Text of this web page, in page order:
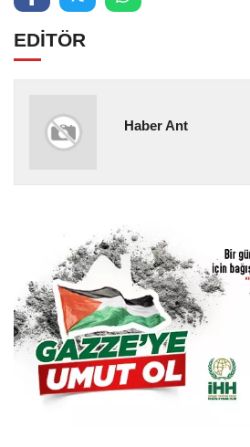
EDİTÖR
Haber Ant